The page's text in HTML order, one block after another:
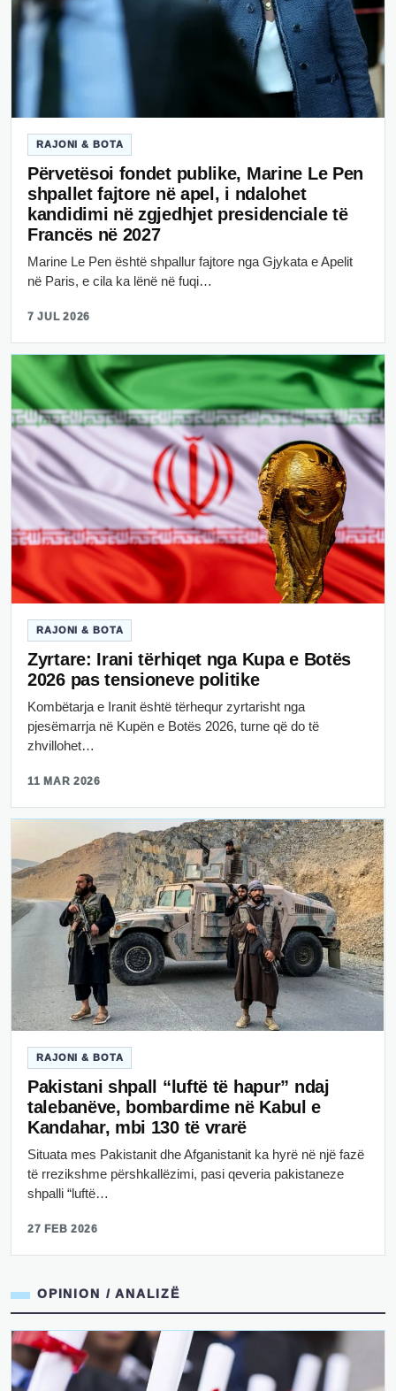
RAJONI & BOTA
Përvetësoi fondet publike, Marine Le Pen
shpallet fajtore në apel, i ndalohet
kandidimi në zgjedhjet presidenciale të
Francës në 2027
Marine Le Pen është shpallur fajtore nga Gjykata e Apelit
në Paris, e cila ka lënë në fuqi…
7 JUL 2026
RAJONI & BOTA
Zyrtare: Irani tërhiqet nga Kupa e Botës
2026 pas tensioneve politike
Kombëtarja e Iranit është tërhequr zyrtarisht nga
pjesëmarrja në Kupën e Botës 2026, turne që do të
zhvillohet…
11 MAR 2026
RAJONI & BOTA
Pakistani shpall “luftë të hapur” ndaj
talebanëve, bombardime në Kabul e
Kandahar, mbi 130 të vrarë
Situata mes Pakistanit dhe Afganistanit ka hyrë në një fazë
të rrezikshme përshkallëzimi, pasi qeveria pakistaneze
shpalli “luftë…
27 FEB 2026
OPINION / ANALIZË